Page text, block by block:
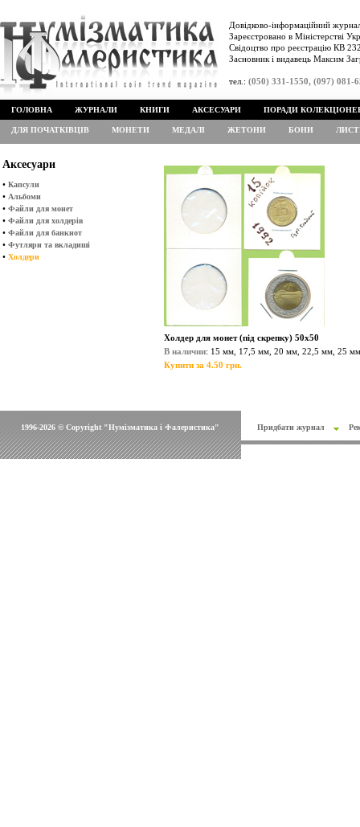
Довідково-інформаційний
Зареєстровано в Міністерстві
Свідоцтво про реєстрацію КВ
Засновник і видавець Максим
тел.: (050) 331-1550, (097) 081-
ГОЛОВНА ЖУРНАЛИ КНИГИ АКСЕСУАРИ ПОРАДИ
ДЛЯ ПОЧАТКІВЦІВ МОНЕТИ МЕДАЛІ ЖЕТОНИ БОНИ
Аксесуари
• Капсули
• Альбоми
• Файли для монет
• Файли для холдерів
• Файли для банкнот
• Футляри та вкладиші
• Холдери
Холдер для монет (під скрепку) 50х50
В наличии: 15 мм, 17,5 мм, 20 мм, 22,5 мм, 25
Купити за 4.50 грн.
1996-2026 © Copyright "Нумізматика і Фалеристика" Придбати журнал